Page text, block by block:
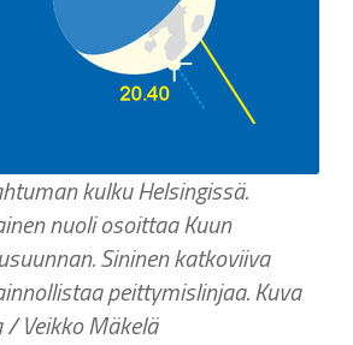
kulku Helsingissä.
nuoli osoittaa Kuun
Sininen katkoviiva
peittymislinjaa. Kuva
/ Veikko Mäkelä